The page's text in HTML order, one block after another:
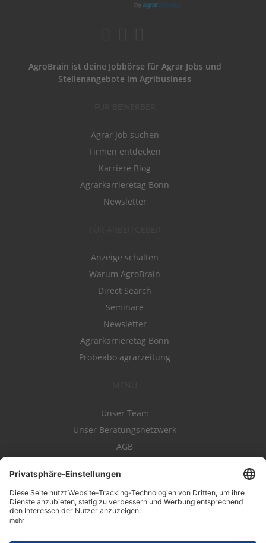
AgroBrain ist deine Jobbörse für Agrar Jobs und
Stellenangebote im Agribusiness
Agrar Job suchen
Firmen entdecken
Karriere Blog
Agrarkarrieretag Bonn
Newsletter
Anzeige schalten
Warum AgroBrain
Direct Search
Seminare
Newsletter
Agrarkarrieretag Bonn
Probeabo agrarzeitung
Unser Team
Unser Beratungsnetzwerk
AGB
Datenschutz
Impressum
Kontakt